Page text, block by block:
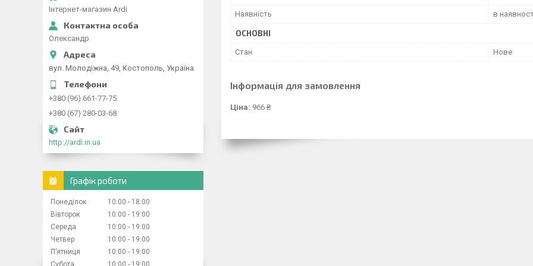
Наявність в
ОСНОВНІ
Стан Нове
Інформація для замовлення
Ціна: 966 ₴
Інтернет-магазин Ardi
Олександр
вул. Молодіжна, 49, Костополь, Україна
+380 (96) 661-77-75
+380 (67) 280-03-68
http://ardi.in.ua
Графік роботи
Понеділок 10:00
18:00
Вівторок
10:00
19:00
Середа
10:00
19:00
Четвер
10:00
19:00
Пʼятниця
10:00
19:00
Субота
10:00 19:00